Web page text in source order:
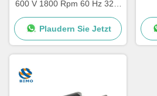
600 V 1800 Rpm 60 Hz 326-
T Elektro-
Wechselstrommotor 3 Phase
Plaudern Sie Jetzt